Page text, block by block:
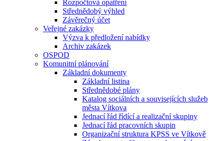
Rozpočtová opatření
Střednědobý výhled
Závěrečný účet
Veřejné zakázky
Výzva k předložení nabídky
Archiv zakázek
OSPOD
Komunitní plánování
Základní dokumenty
Základní listina
Střednědobé plány
Katalog sociálních a souvisejících služeb
města Vítkova
Jednací řád řídící a realizační skupiny
Jednací řád pracovních skupin
Organizační struktura KPSS ve Vítkově